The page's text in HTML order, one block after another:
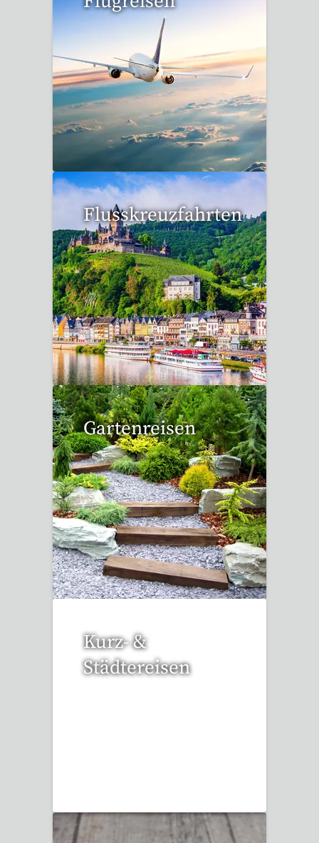
15 Reisen gefunden
Flusskreuzfahrten
6 Reisen gefunden
Gartenreisen
3 Reisen gefunden
Kurz- &
Städtereisen